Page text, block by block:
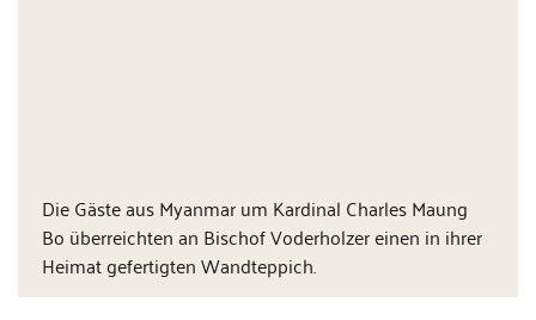
Die Gäste aus Myanmar um Kardinal Charles Maung
Bo überreichten an Bischof Voderholzer einen in ihrer
Heimat gefertigten Wandteppich.